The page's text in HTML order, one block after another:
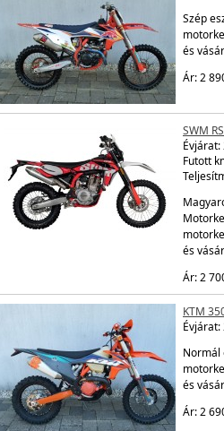
Szép
és
Ár: 2
SWM
Évjárat:
Futott
és
Ár: 2
KTM
Évjárat:
Normál
és
Ár: 2